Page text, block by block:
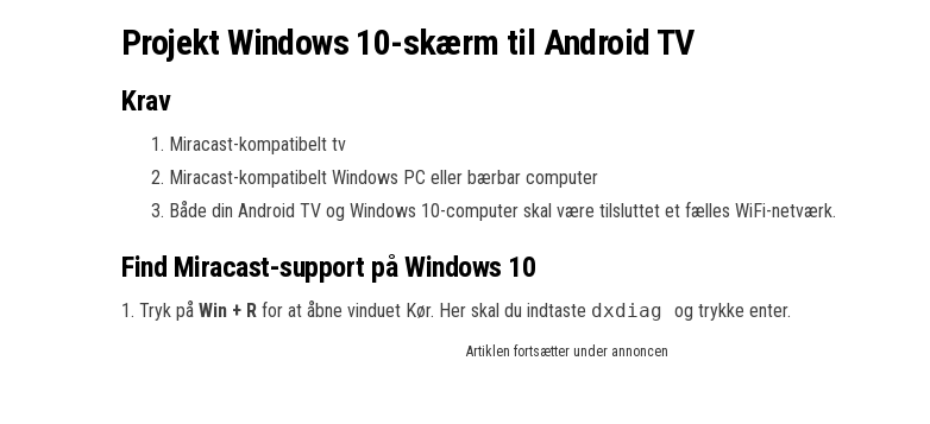
Projekt Windows 10-skærm til Android TV
Krav
Miracast-kompatibelt tv
Miracast-kompatibelt Windows PC eller bærbar computer
Både din Android TV og Windows 10-computer skal være tilsluttet et fælles WiFi-netværk.
Find Miracast-support på Windows 10
1. Tryk på Win + R for at åbne vinduet Kør. Her skal du indtaste dxdiag og trykke enter.
Artiklen fortsætter under annoncen